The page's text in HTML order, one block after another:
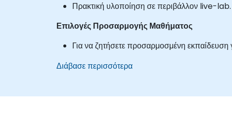
Πρακτική υλοποίηση σε περιβάλλον live-lab.
Επιλογές Προσαρμογής Μαθήματος
Για να ζητήσετε προσαρμοσμένη
Διάβασε περισσότερα